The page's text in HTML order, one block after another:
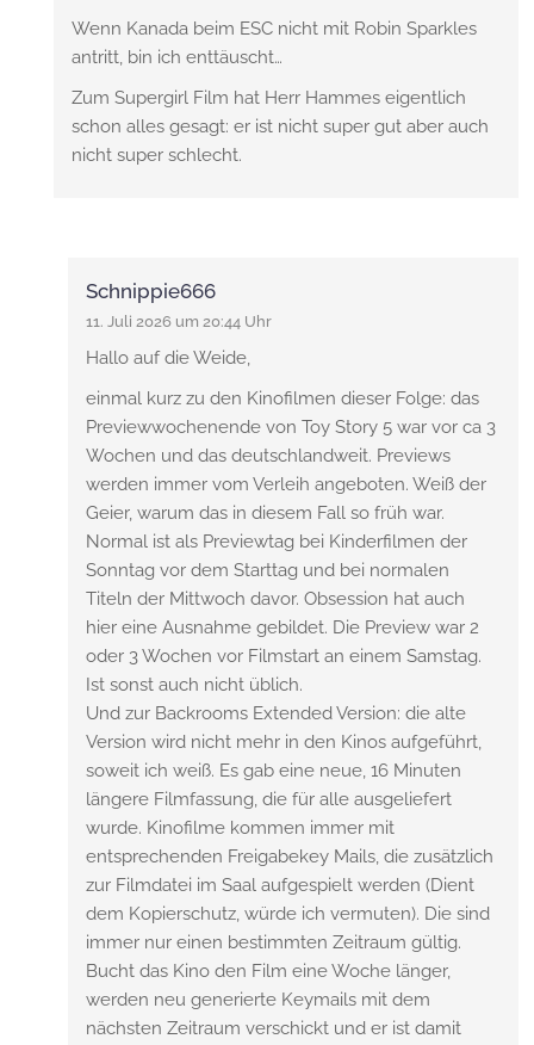
Wenn Kanada beim ESC nicht mit Robin Sparkles
antritt, bin ich enttäuscht…
Zum Supergirl Film hat Herr Hammes eigentlich
schon alles gesagt: er ist nicht super gut aber auch
nicht super schlecht.
Schnippie666
11. Juli 2026 um 20:44 Uhr
Hallo auf die Weide,
einmal kurz zu den Kinofilmen dieser Folge: das
Previewwochenende von Toy Story 5 war vor ca 3
Wochen und das deutschlandweit. Previews
werden immer vom Verleih angeboten. Weiß der
Geier, warum das in diesem Fall so früh war.
Normal ist als Previewtag bei Kinderfilmen der
Sonntag vor dem Starttag und bei normalen
Titeln der Mittwoch davor. Obsession hat auch
hier eine Ausnahme gebildet. Die Preview war 2
oder 3 Wochen vor Filmstart an einem Samstag.
Ist sonst auch nicht üblich.
Und zur Backrooms Extended Version: die alte
Version wird nicht mehr in den Kinos aufgeführt,
soweit ich weiß. Es gab eine neue, 16 Minuten
längere Filmfassung, die für alle ausgeliefert
wurde. Kinofilme kommen immer mit
entsprechenden Freigabekey Mails, die zusätzlich
zur Filmdatei im Saal aufgespielt werden (Dient
dem Kopierschutz, würde ich vermuten). Die sind
immer nur einen bestimmten Zeitraum gültig.
Bucht das Kino den Film eine Woche länger,
werden neu generierte Keymails mit dem
nächsten Zeitraum verschickt und er ist damit